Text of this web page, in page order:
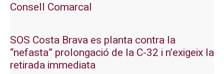
Consell Comarcal
SOS Costa Brava es planta contra la
“nefasta” prolongació de la C-32 i n’exigeix la
retirada immediata